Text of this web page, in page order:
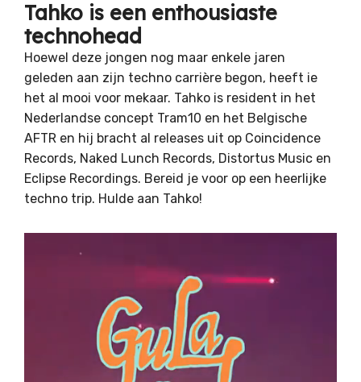
Tahko is een enthousiaste
technohead
Hoewel deze jongen nog maar enkele jaren
geleden aan zijn techno carrière begon, heeft ie
het al mooi voor mekaar. Tahko is resident in het
Nederlandse concept Tram10 en het Belgische
AFTR en hij bracht al releases uit op Coincidence
Records, Naked Lunch Records, Distortus Music en
Eclipse Recordings. Bereid je voor op een heerlijke
techno trip. Hulde aan Tahko!